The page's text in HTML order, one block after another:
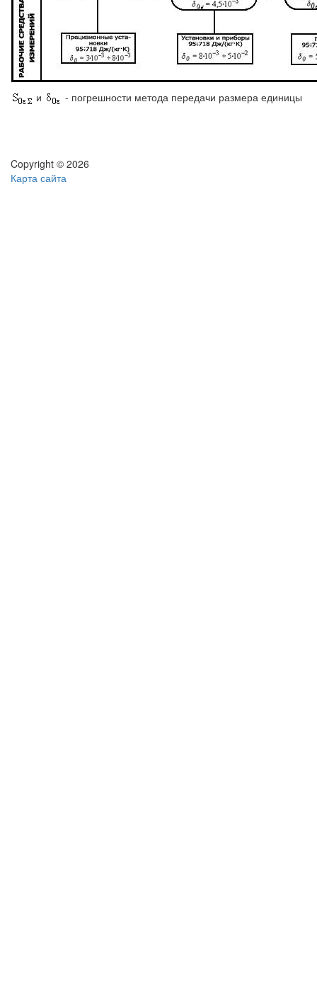
и - погрешности метода передачи размера единицы
Copyright © 2026
Карта сайта